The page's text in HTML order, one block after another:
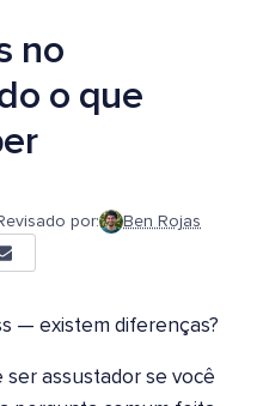
no
o que
por: Ben Rojas
— existem diferenças?
ser assustador se você